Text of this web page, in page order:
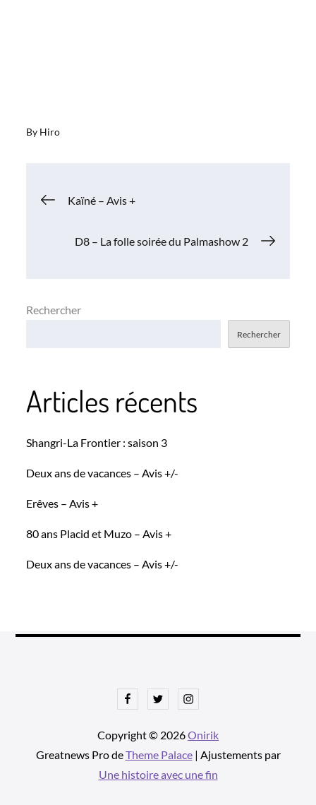
By Hiro
Navigation
Kaïné – Avis +
D8 – La folle soirée du Palmashow 2
Rechercher
Rechercher
Articles récents
Shangri-La Frontier : saison 3
Deux ans de vacances – Avis +/-
Erêves – Avis +
80 ans Placid et Muzo – Avis +
Deux ans de vacances – Avis +/-
FacebookTwitterInstagram
Copyright © 2026Onirik
Greatnews Pro deTheme Palace| Ajustements par
Une histoire avec une fin